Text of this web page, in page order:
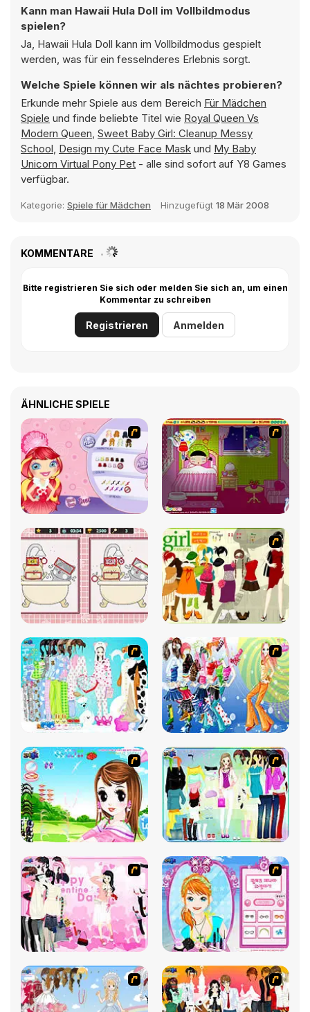
Kann man Hawaii Hula Doll im Vollbildmodus
spielen?
Ja, Hawaii Hula Doll kann im Vollbildmodus gespielt
werden, was für ein fesselnderes Erlebnis sorgt.
Welche Spiele können wir als nächtes probieren?
Erkunde mehr Spiele aus dem Bereich Für Mädchen
Spiele und finde beliebte Titel wie Royal Queen Vs
Modern Queen, Sweet Baby Girl: Cleanup Messy
School, Design my Cute Face Mask und My Baby
Unicorn Virtual Pony Pet - alle sind sofort auf Y8 Games
verfügbar.
Kategorie: Spiele für Mädchen Hinzugefügt 18 Mär 2008
KOMMENTARE
Bitte registrieren Sie sich oder melden Sie sich an, um einen
Kommentar zu schreiben
Registrieren Anmelden
ÄHNLICHE SPIELE